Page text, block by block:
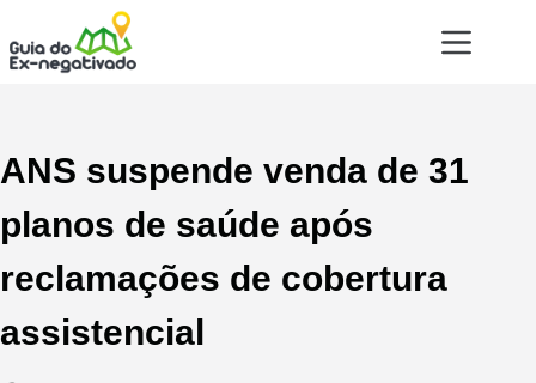
ANS suspende venda de 31
planos de saúde após
reclamações de cobertura
assistencial